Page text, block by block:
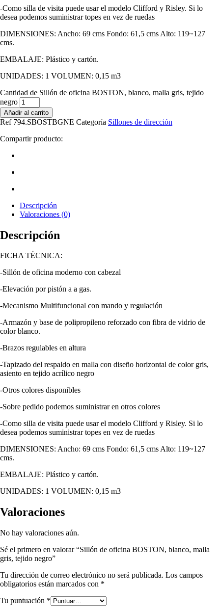
-Como silla de visita puede usar el modelo Clifford y Risley. Si lo
desea podemos suministrar topes en vez de ruedas
DIMENSIONES: Ancho: 69 cms Fondo: 61,5 cms Alto: 119~127
cms.
EMBALAJE: Plástico y cartón.
UNIDADES: 1 VOLUMEN: 0,15 m3
Cantidad de Sillón de oficina BOSTON, blanco, malla gris, tejido
negro
Añadir al carrito
Ref 794.SBOSTBGNE Categoría Sillones de dirección
Compartir producto:
Descripción
Valoraciones (0)
Descripción
FICHA TÉCNICA:
-Sillón de oficina moderno con cabezal
-Elevación por pistón a a gas.
-Mecanismo Multifuncional con mando y regulación
-Armazón y base de polipropileno reforzado con fibra de vidrio de
color blanco.
-Brazos regulables en altura
-Tapizado del respaldo en malla con diseño horizontal de color gris,
asiento en tejido acrílico negro
-Otros colores disponibles
-Sobre pedido podemos suministrar en otros colores
-Como silla de visita puede usar el modelo Clifford y Risley. Si lo
desea podemos suministrar topes en vez de ruedas
DIMENSIONES: Ancho: 69 cms Fondo: 61,5 cms Alto: 119~127
cms.
EMBALAJE: Plástico y cartón.
UNIDADES: 1 VOLUMEN: 0,15 m3
Valoraciones
No hay valoraciones aún.
Sé el primero en valorar “Sillón de oficina BOSTON, blanco, malla
gris, tejido negro”
Tu dirección de correo electrónico no será publicada. Los campos
obligatorios están marcados con *
Tu puntuación *